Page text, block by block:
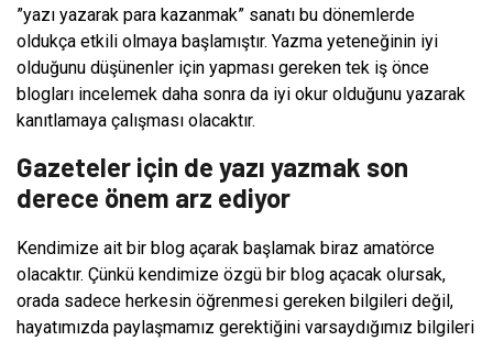
”yazı yazarak para kazanmak” sanatı bu dönemlerde
oldukça etkili olmaya başlamıştır. Yazma yeteneğinin iyi
olduğunu düşünenler için yapması gereken tek iş önce
blogları incelemek daha sonra da iyi okur olduğunu yazarak
kanıtlamaya çalışması olacaktır.
Gazeteler için de yazı yazmak son
derece önem arz ediyor
Kendimize ait bir blog açarak başlamak biraz amatörce
olacaktır. Çünkü kendimize özgü bir blog açacak olursak,
orada sadece herkesin öğrenmesi gereken bilgileri değil,
hayatımızda paylaşmamız gerektiğini varsaydığımız bilgileri